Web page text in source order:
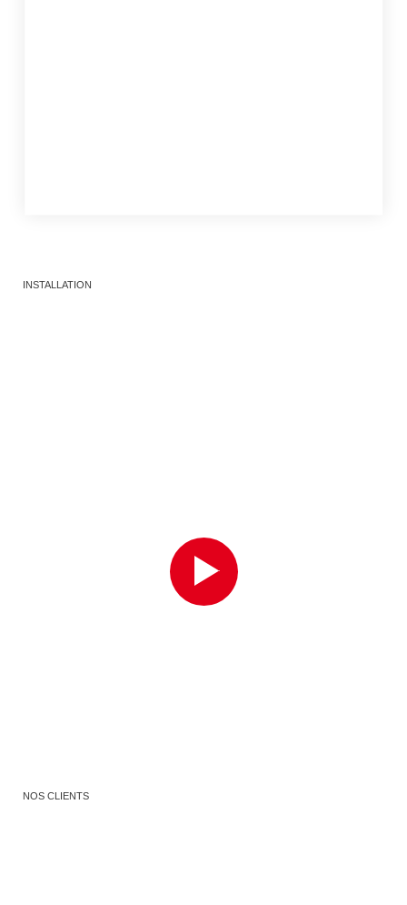
INSTALLATION
NOS CLIENTS